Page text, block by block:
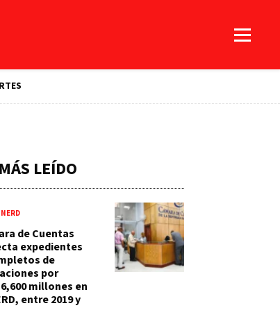
LEÍDO
de Cuentas
expedientes
de
por
millones en
entre 2019 y